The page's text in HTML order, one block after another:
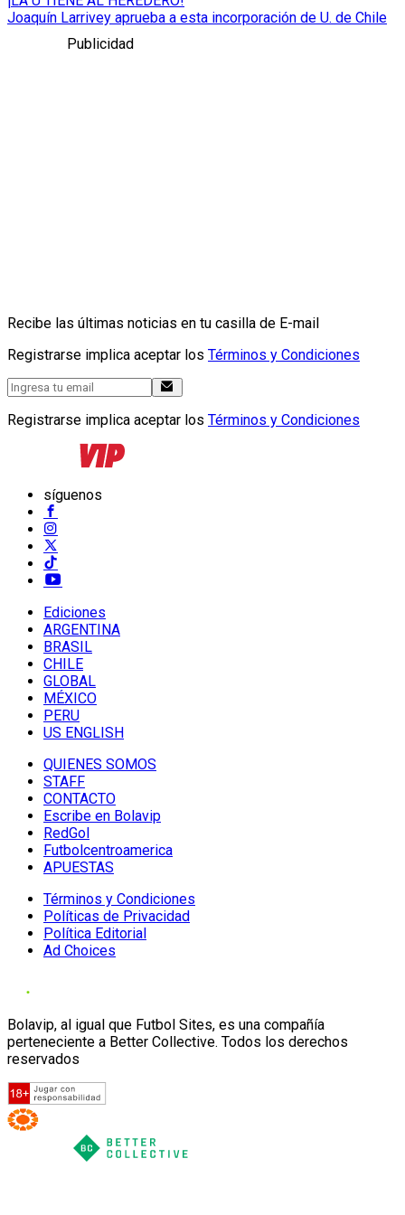
Joaquín Larrivey aprueba a esta incorporación de U. de Chile
Publicidad
Recibe las últimas noticias en tu casilla de E-mail
Registrarse implica aceptar los Términos y Condiciones
Registrarse implica aceptar los Términos y Condiciones
síguenos
Ediciones
ARGENTINA
BRASIL
CHILE
GLOBAL
MÉXICO
PERU
US ENGLISH
QUIENES SOMOS
STAFF
CONTACTO
Escribe en Bolavip
RedGol
Futbolcentroamerica
APUESTAS
Términos y Condiciones
Políticas de Privacidad
Política Editorial
Ad Choices
Bolavip, al igual que Futbol Sites, es una compañía
perteneciente a Better Collective. Todos los derechos
reservados